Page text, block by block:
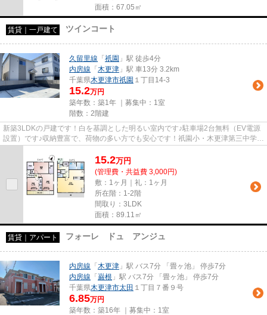
面積：67.05㎡
賃貸｜一戸建て ツインコート
久留里線 「 祇園 」駅 徒歩4分
内房線 「 木更津 」駅 車13分 3.2km
千葉県木更津市祇園 １丁目14-3
15.2万円
築年数：築1年 ｜募集中： 1室
階数：2階建
新築3LDKの戸建です！白を基調とした明るい室内です♪駐車場2台無料（EV電源
設置）です♪収納豊富で、荷物の多い方でも安心です！祇園小・木更津第三中学校
15.2万円
(管理費・共益費 3,000円)
敷：1ヶ月｜礼：1ヶ月
所在階：1-2階
間取り：3LDK
面積：89.11㎡
賃貸｜アパート フォーレ ドュ アンジュ
内房線 「 木更津 」駅 バス7分 「畳ヶ池」 停歩7分
内房線 「 巌根 」駅 バス7分 「畳ヶ池」 停歩7分
千葉県木更津市太田 １丁目７番９号
6.85万円
築年数：築16年 ｜募集中： 1室